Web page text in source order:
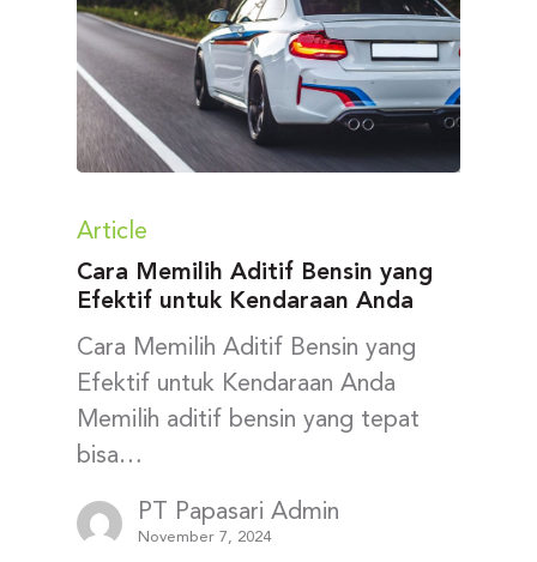
Article
Cara Memilih Aditif Bensin yang
Efektif untuk Kendaraan Anda
Cara Memilih Aditif Bensin yang
Efektif untuk Kendaraan Anda
Memilih aditif bensin yang tepat
bisa…
PT Papasari Admin
November 7, 2024